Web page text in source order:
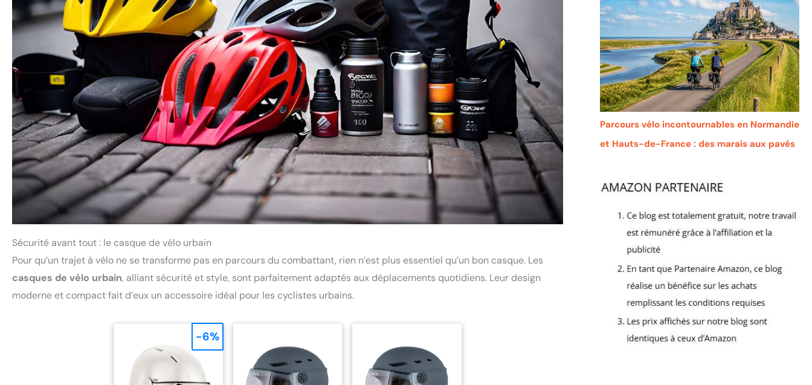
Sécurité avant tout : le casque de vélo urbain
Pour qu’un trajet à vélo ne se transforme pas en parcours du combattant, rien n’est plus essentiel qu’un bon casque. Les
casques de vélo urbain, alliant sécurité et style, sont parfaitement adaptés aux déplacements quotidiens. Leur design
moderne et compact fait d’eux un accessoire idéal pour les cyclistes urbains.
-6%
Parcours vélo incontournables en Normandie
et Hauts-de-France : des marais aux pavés